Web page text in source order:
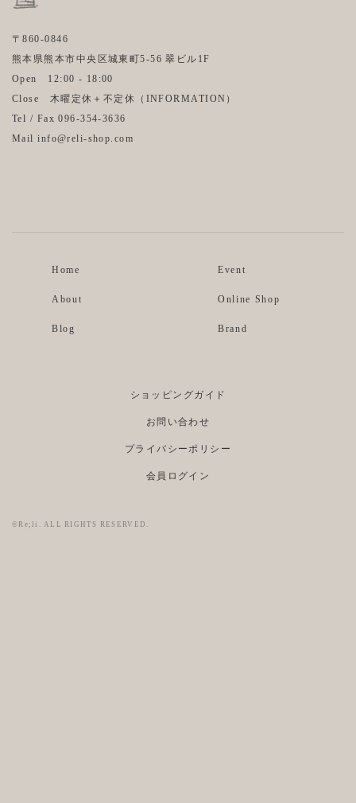
〒860-0846
熊本県熊本市中央区城東町5-56 翠ビル1F
Open 12:00 - 18:00
Close 木曜定休＋不定休（ INFORMATION ）
Tel / Fax 096-354-3636
Mail info@reli-shop.com
Home
About
Blog
Event
Online Shop
Brand
ショッピングガイド
お問い合わせ
プライバシーポリシー
会員ログイン
©Re;li. ALL RIGHTS RESERVED.